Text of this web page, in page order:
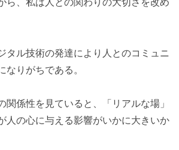
タル技術の発達により人とのコミュニ
りがちである。
関係性を見ていると、「リアルな場」
人の心に与える影響がいかに大きいか